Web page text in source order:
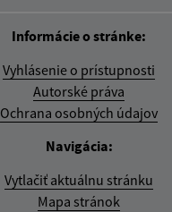
Informácie o stránke:
Vyhlásenie o prístupnosti
Autorské práva
Ochrana osobných údajov
Navigácia:
Vytlačiť aktuálnu stránku
Mapa stránok